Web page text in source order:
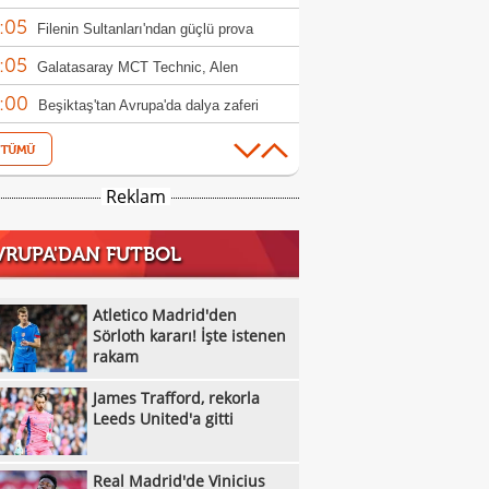
Filenin Sultanları'ndan güçlü prova
Galatasaray MCT Technic, Alen
kadrosuna kattı
Beşiktaş'tan Avrupa'da dalya zaferi
Beşiktaş Kadın Futbol Takımı, üç golle
Emirhan Topçu: "Topun oraya geleceğini
Beşiktaş'ta inanılmaz rakam: Alexander
Galatasaray'dan suç duyurusu
James Trafford, rekorla Leeds United'a
Kassoum Ouattara, 6 dakikada kırmızı
gördü!Aleksey Batrakov için Galatasaray
Reklam
FUTBOL
Atletico Madrid'den
Sörloth kararı! İşte istenen
rakam
James Trafford, rekorla
Leeds United'a gitti
Real Madrid'de Vinicius